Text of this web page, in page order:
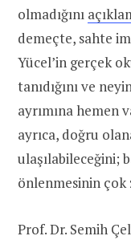
olmadığını
demeçte, sahte
Yücel’in gerçek
tanıdığını ve
ayrımına hemen
ayrıca, doğru
ulaşılabileceğini;
önlenmesinin
Prof. Dr. Semih